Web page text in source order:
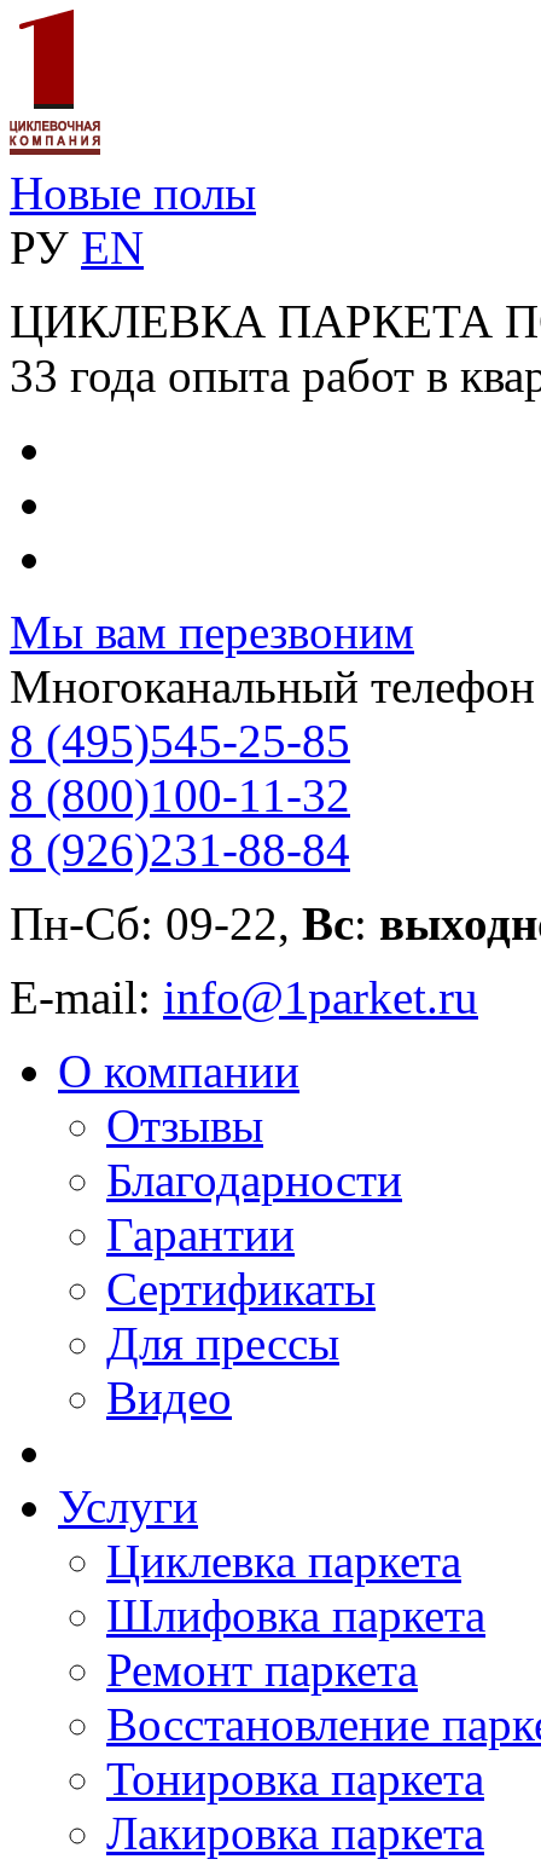
Новые полы
РУ EN
ЦИКЛЕВКА ПАРКЕТА
33 года опыта работ в
Мы вам перезвоним
Многоканальный телефон
8 (495)545-25-85
8 (800)100-11-32
8 (926)231-88-84
Пн-Сб: 09-22, Вс:
E-mail: info@1parket.ru
О компании
Отзывы
Благодарности
Гарантии
Сертификаты
Для прессы
Видео
Услуги
Циклевка паркета
Шлифовка паркета
Ремонт паркета
Восстановление
Тонировка паркета
Лакировка паркета